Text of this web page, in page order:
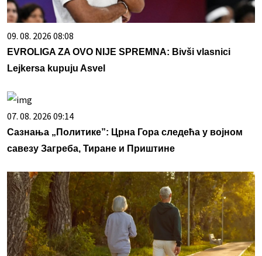
09. 08. 2026 08:08
EVROLIGA ZA OVO NIJE SPREMNA: Bivši vlasnici
Lejkersa kupuju Asvel
07. 08. 2026 09:14
Сазнања „Политике”: Црна Гора следећа у војном
савезу Загреба, Тиране и Приштине